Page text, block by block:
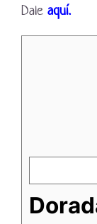
Dale aquí.